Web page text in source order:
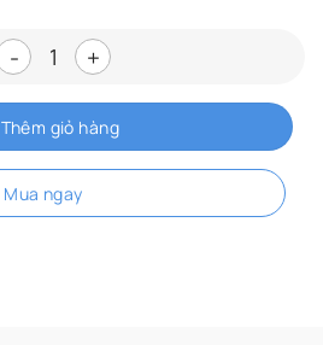
Máy lọc không khí Daikin
Thêm giỏ hàng
Mua ngay